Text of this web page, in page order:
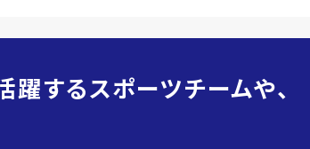
するスポーツチームや、